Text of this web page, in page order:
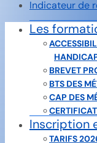
Indicateur de
Les
BREVET
BTS DES
CAP DES
Inscription
TARIFS
L’Association (Loi
propose une
formes différentes :
: -LA FORMATION
: -LA PROMOTION
Pour dynamiser
profession une
UNE FORMATION
Pour obtenir leurs